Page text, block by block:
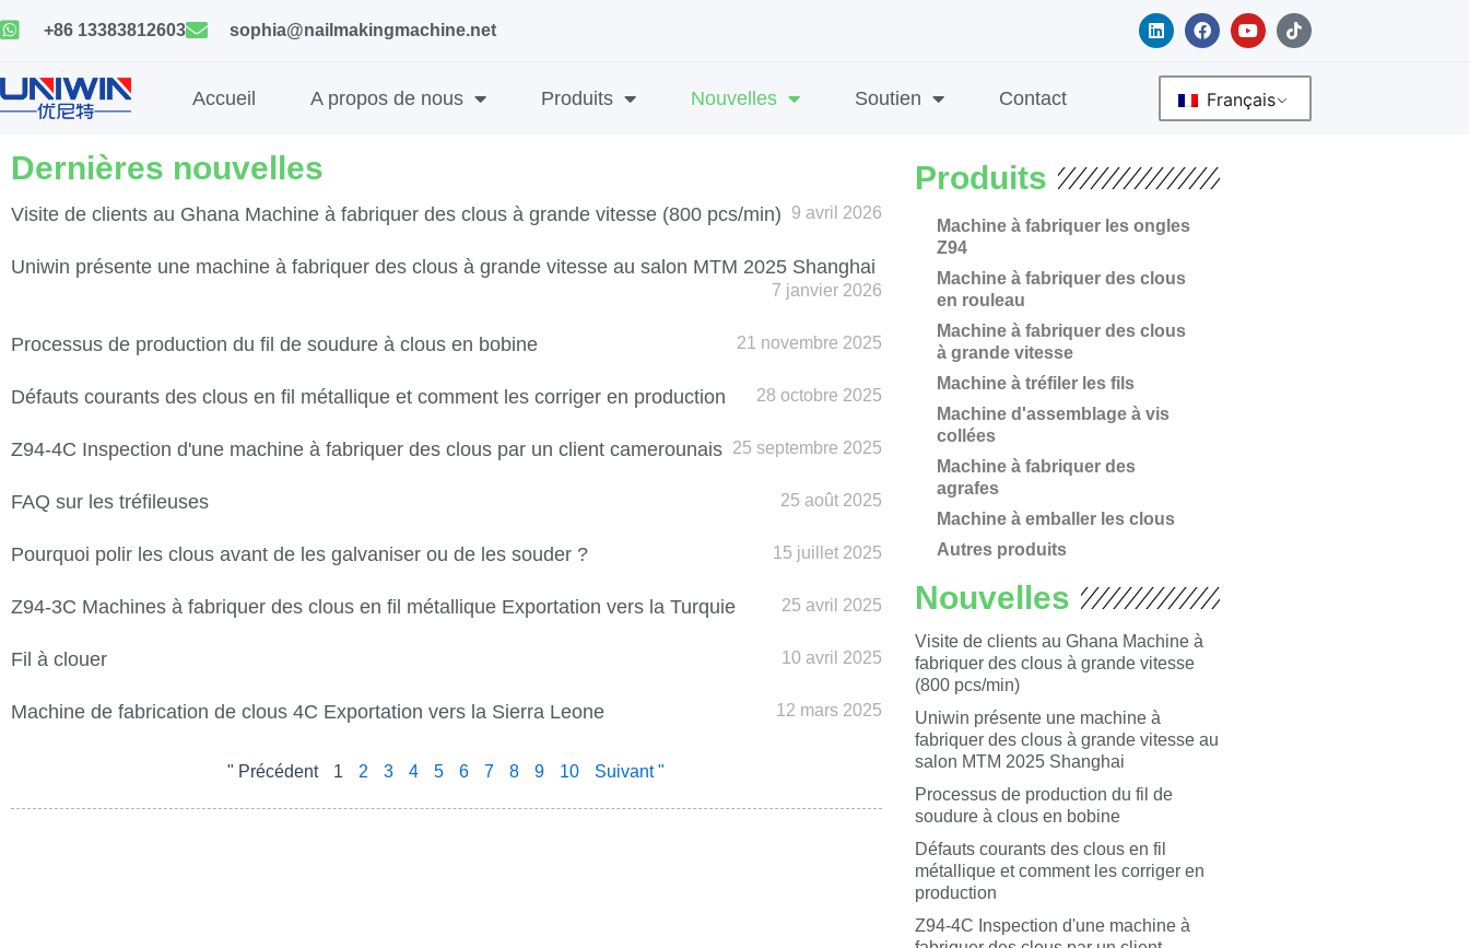
to
+86 13383812603 sophia@nailmakingmachine.net
L
i
k
i
F
a
e
b
o
o
Y
o
t
u
b
e
T
i
t
Accueil A propos de nous Produits Nouvelles Soutien Contact Français
Dernières nouvelles
Visite de clients au Ghana Machine à fabriquer des clous à grande vitesse (800 pcs/min) 9 avril 2026
Uniwin présente une machine à fabriquer des clous à grande vitesse au salon MTM 2025 Shanghai
7 janvier 2026
Processus de production du fil de soudure à clous en bobine 21 novembre 2025
Défauts courants des clous en fil métallique et comment les corriger en production 28 octobre 2025
Z94-4C Inspection d'une machine à fabriquer des clous par un client camerounais 25 septembre 2025
FAQ sur les tréfileuses 25 août 2025
Pourquoi polir les clous avant de les galvaniser ou de les souder ? 15 juillet 2025
Z94-3C Machines à fabriquer des clous en fil métallique Exportation vers la Turquie 25 avril 2025
Fil à clouer 10 avril 2025
Machine de fabrication de clous 4C Exportation vers la Sierra Leone 12 mars 2025
" Précédent
Page
1
Page
2
Page
3
Page
4
Page
5
Page
6
Page
7
Page
8
Page
9
Page
10 Suivant "
Produits
Machine à fabriquer les ongles
Z94
Machine à fabriquer des clous
en rouleau
Machine à fabriquer des clous
à grande vitesse
Machine à tréfiler les fils
Machine d'assemblage à vis
collées
Machine à fabriquer des
agrafes
Machine à emballer les clous
Autres produits
Nouvelles
Visite de clients au Ghana Machine à
fabriquer des clous à grande vitesse
(800 pcs/min)
Uniwin présente une machine à
fabriquer des clous à grande vitesse au
salon MTM 2025 Shanghai
Processus de production du fil de
soudure à clous en bobine
Défauts courants des clous en fil
métallique et comment les corriger en
production
Z94-4C Inspection d'une machine à